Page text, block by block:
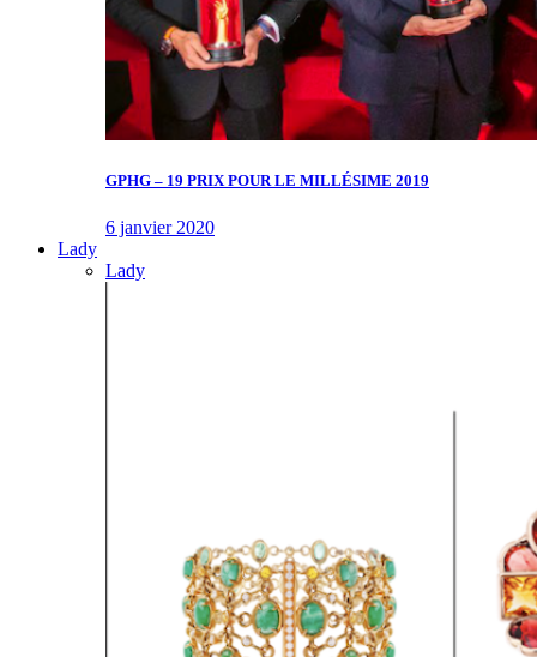
GPHG – 19 PRIX POUR LE MILLÉSIME 2019
6 janvier 2020
Lady
Lady